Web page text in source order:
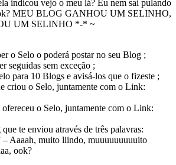
indicou vejo o meu lá? Eu nem saí pulando
MEU BLOG GANHOU UM SELINHO,
UM SELINHO *-* ~
o Selo o poderá postar no seu Blog ;
seguidas sem exceção ;
para 10 Blogs e avisá-los que o fizeste ;
criou o Selo, juntamente com o Link:
o Selo, juntamente com o Link:
te enviou através de três palavras:
Aaaah, muito liindo, muuuuuuuuuito
ook?